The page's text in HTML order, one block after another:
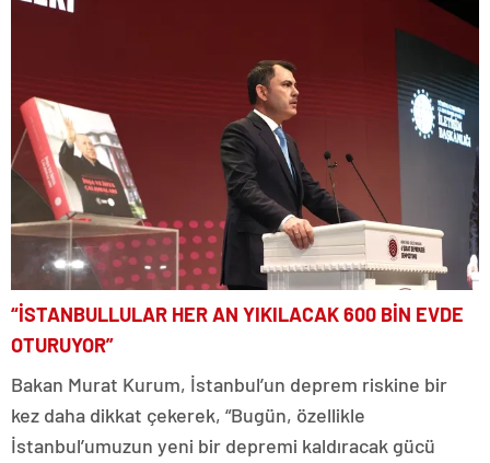
“İSTANBULLULAR HER AN YIKILACAK 600 BİN EVDE
OTURUYOR”
Bakan Murat Kurum, İstanbul’un deprem riskine bir
kez daha dikkat çekerek, “Bugün, özellikle
İstanbul’umuzun yeni bir depremi kaldıracak gücü